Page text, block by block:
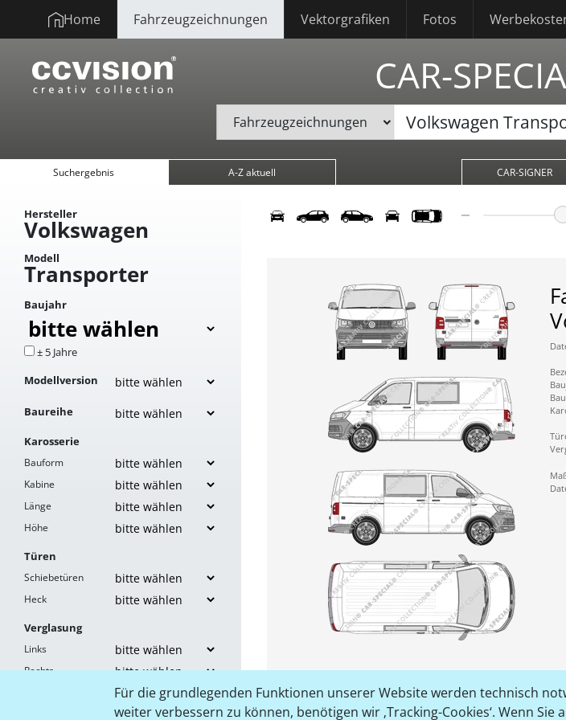
Für die grundlegenden Funktionen unserer Website werden technisch
weiter verbessern zu können, benötigen wir ‚Tracking-Cookies‘. Wenn
Home Fahrzeugzeichnungen Vektorgrafiken Fotos
CAR-
Suchergebnis A-Z aktuell CAR-SIGNER
Hersteller
Volkswagen
Modell
Transporter
Baujahr
± 5 Jahre
Modellversion
Baureihe
Karosserie
Bauform
Kabine
Länge
Höhe
Türen
Schiebetüren
Heck
Verglasung
Links
Rechts